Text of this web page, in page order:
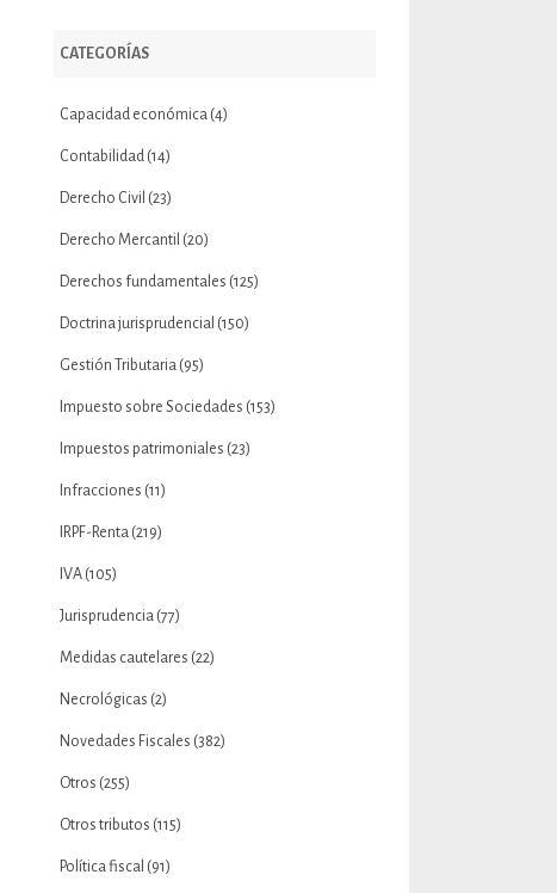
CATEGORÍAS
Capacidad económica(4)
Contabilidad(14)
Derecho Civil (23)
Derecho Mercantil (20)
Derechos fundamentales (125)
Doctrina jurisprudencial (150)
Gestión Tributaria(95)
Impuesto sobre Sociedades (153)
Impuestos patrimoniales (23)
Infracciones (11)
IRPF-Renta(219)
IVA(105)
Jurisprudencia(77)
Medidas cautelares (22)
Necrológicas (2)
Novedades Fiscales (382)
Otros (255)
Otros tributos (115)
Política fiscal (91)